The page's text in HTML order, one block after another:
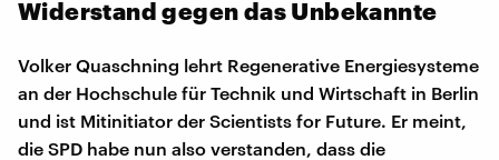
Widerstand gegen das Unbekannte
Volker Quaschning lehrt Regenerative Energiesysteme
an der Hochschule für Technik und Wirtschaft in Berlin
und ist Mitinitiator der Scientists for Future. Er meint,
die SPD habe nun also verstanden, dass die